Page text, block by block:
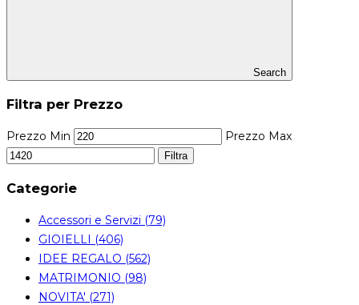
Search
Filtra per Prezzo
Prezzo Min Prezzo Max
Filtra
Categorie
Accessori e Servizi (79)
GIOIELLI (406)
IDEE REGALO (562)
MATRIMONIO (98)
NOVITA' (271)